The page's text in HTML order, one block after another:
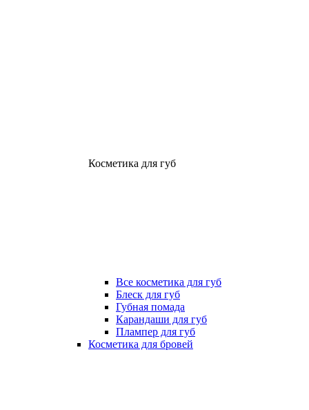
Косметика для губ
Все косметика для губ
Блеск для губ
Губная помада
Карандаши для губ
Плампер для губ
Косметика для бровей